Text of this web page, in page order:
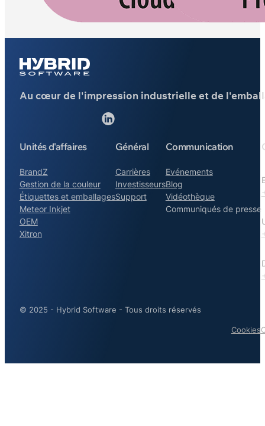
Au cœur de l'impression industrielle et de
Unités d'affaires
BrandZ
Gestion de la couleur
Étiquettes et emballages
Meteor Inkjet
OEM
Xitron
Général
Carrières
Investisseurs
Support
Communication
Evénements
Blog
Vidéothèque
Communiqués de presse
© 2025 - Hybrid Software - Tous droits réservés
Cookies